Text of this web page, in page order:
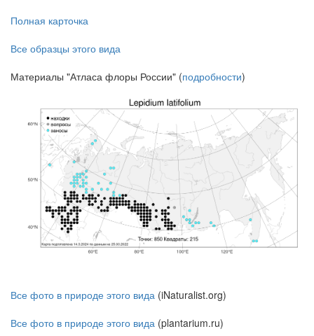
Полная карточка
Все образцы этого вида
Материалы "Атласа флоры России" (подробности)
Все фото в природе этого вида (iNaturalist.org)
Все фото в природе этого вида (plantarium.ru)